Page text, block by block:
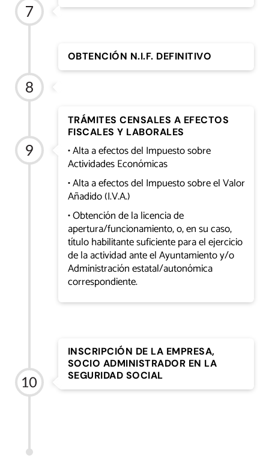
OBTENCIÓN N.I.F. DEFINITIVO
TRÁMITES CENSALES A EFECTOS
FISCALES Y LABORALES
• Alta a efectos del Impuesto sobre
Actividades Económicas
• Alta a efectos del Impuesto sobre el Valor
Añadido (I.V.A.)
• Obtención de la licencia de
apertura/funcionamiento, o, en su caso,
título habilitante suficiente para el ejercicio
de la actividad ante el Ayuntamiento y/o
Administración estatal/autonómica
correspondiente.
INSCRIPCIÓN DE LA EMPRESA,
SOCIO ADMINISTRADOR EN LA
SEGURIDAD SOCIAL